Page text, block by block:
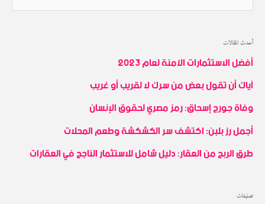
e
a
r
c
h
f
o
r
أحدث المقالات
أفضل الاستثمارات الآمنة لعام 2023
آياك أن تقول بعض من سرك لا لقريب أو غريب
وفاة جورج إسحاق: رمز مصري لحقوق الإنسان
أجمل رز بلبن: اكتشف سر الكشكشة وطعم المحلات
طرق الربح من العقار: دليل شامل للاستثمار الناجح في العقارات
تصنيفات